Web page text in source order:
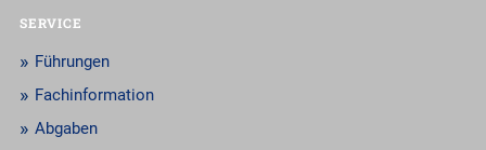
SERVICE
Führungen
Fachinformation
Abgaben